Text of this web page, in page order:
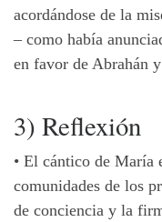
acordándose de la
– como había
en favor de Abrahán
3) Reflexión
• El cántico de María
comunidades de los
de conciencia y la